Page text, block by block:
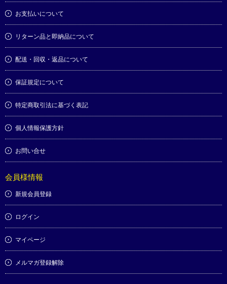
お支払いについて
リターン品と即納品について
配送・回収・返品について
保証規定について
特定商取引法に基づく表記
個人情報保護方針
お問い合せ
会員様情報
新規会員登録
ログイン
マイページ
メルマガ登録解除